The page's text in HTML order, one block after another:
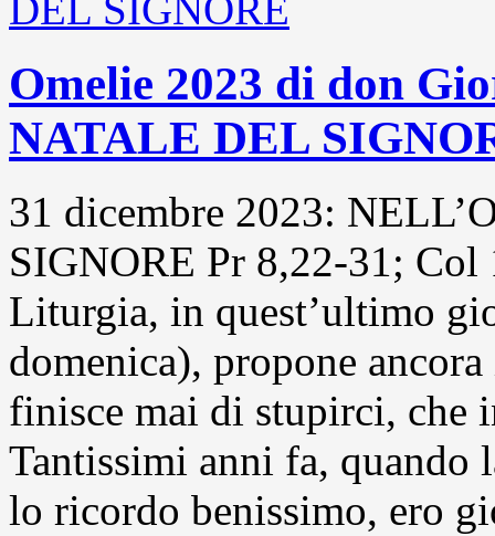
Omelie 2023 di don
NATALE DEL
31 dicembre 2023:
SIGNORE Pr 8,22-31;
Liturgia, in quest’ultimo
domenica), propone
finisce mai di stupirci, che
Tantissimi anni fa, quando
lo ricordo benissimo, ero